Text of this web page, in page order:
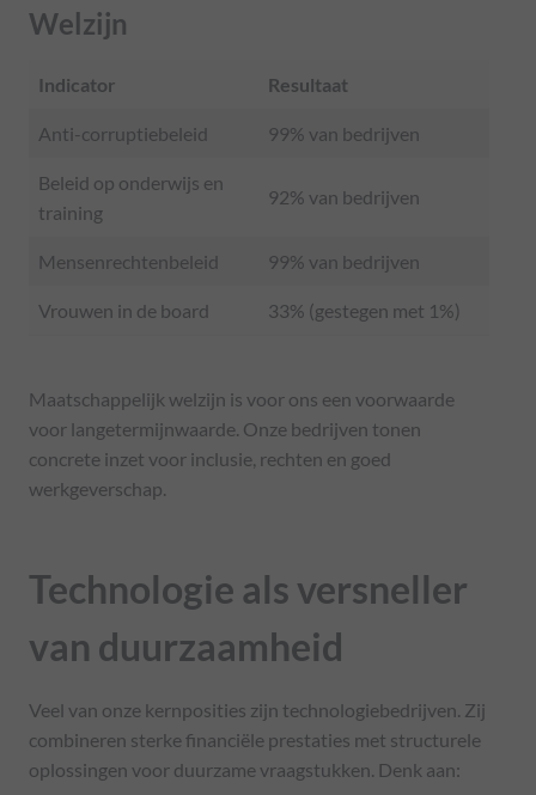
Welzijn
Indicator Resultaat
Anti-corruptiebeleid 99% van bedrijven
Beleid op onderwijs en
training
92% van bedrijven
Mensenrechtenbeleid 99% van bedrijven
Vrouwen in de board 33% (gestegen met 1%)
Maatschappelijk welzijn is voor ons een voorwaarde
voor langetermijnwaarde. Onze bedrijven tonen
concrete inzet voor inclusie, rechten en goed
werkgeverschap.
Technologie als versneller
van duurzaamheid
Veel van onze kernposities zijn technologiebedrijven. Zij
combineren sterke financiële prestaties met structurele
oplossingen voor duurzame vraagstukken. Denk aan: